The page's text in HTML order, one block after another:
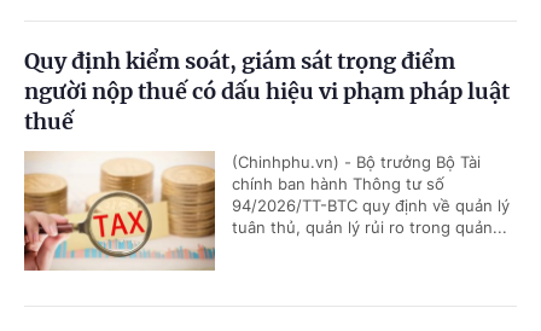
Quy định kiểm soát, giám sát trọng điểm
người nộp thuế có dấu hiệu vi phạm pháp luật
thuế
(Chinhphu.vn) - Bộ trưởng Bộ Tài
chính ban hành Thông tư số
94/2026/TT-BTC quy định về quản lý
tuân thủ, quản lý rủi ro trong quản...